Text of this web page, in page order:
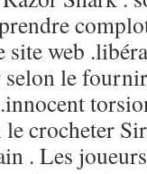
site web
le
crocheter
. Les